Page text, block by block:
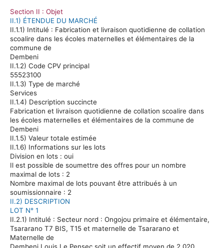
Section II : Objet
II.1) ÉTENDUE DU MARCHÉ
II.1.1) Intitulé : Fabrication et livraison quotidienne de collation
scoalire dans les écoles maternelles et élémentaires de la
commune de
Dembeni
II.1.2) Code CPV principal
55523100
II.1.3) Type de marché
Services
II.1.4) Description succincte
Fabrication et livraison quotidienne de collation scoalire dans
les écoles maternelles et élémentaires de la commune de
Dembeni
II.1.5) Valeur totale estimée
II.1.6) Informations sur les lots
Division en lots : oui
Il est possible de soumettre des offres pour un nombre
maximal de lots : 2
Nombre maximal de lots pouvant être attribués à un
soumissionnaire : 2
II.2) DESCRIPTION
LOT N° 1
II.2.1) Intitulé : Secteur nord : Ongojou primaire et élémentaire,
Tsararano T7 BIS, T15 et maternelle de Tsararano et
Maternelle de
Dembeni Louis Le Pensec soit un effectif moyen de 2 020